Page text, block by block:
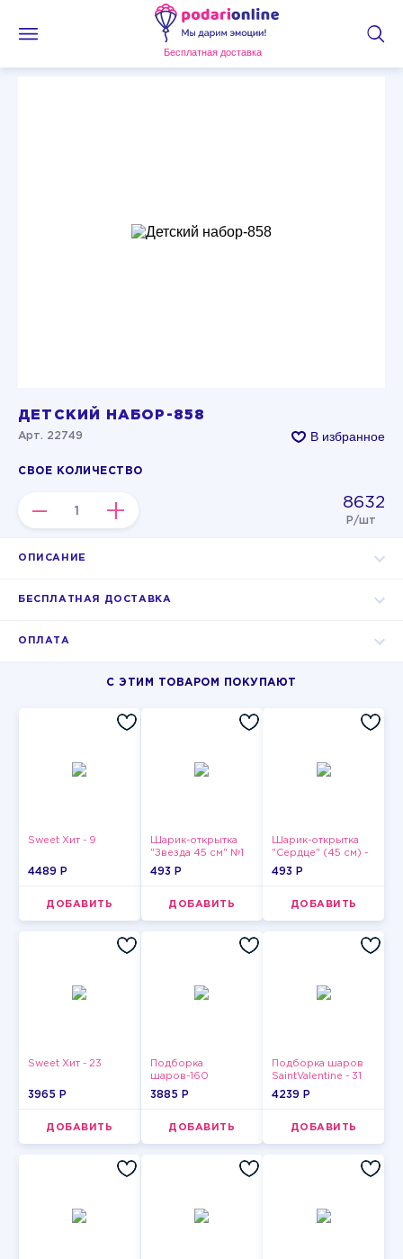
Бесплатная доставка
ДЕТСКИЙ НАБОР-858
Арт. 22749 В избранное
СВОЕ КОЛИЧЕСТВО
– + 8632
Р/шт
ОПИСАНИЕ
БЕСПЛАТНАЯ ДОСТАВКА
ОПЛАТА
С ЭТИМ ТОВАРОМ ПОКУПАЮТ
Sweet Хит - 9
4489 P
ДОБАВИТЬ
Шарик-открытка
"Звезда 45 см" №1
493 P
ДОБАВИТЬ
Шарик-открытка
"Сердце" (45 см) -
2
493 P
ДОБАВИТЬ
Sweet Хит - 23
3965 P
ДОБАВИТЬ
Подборка
шаров-160
3885 P
ДОБАВИТЬ
Подборка шаров
SaintValentine - 31
4239 P
ДОБАВИТЬ